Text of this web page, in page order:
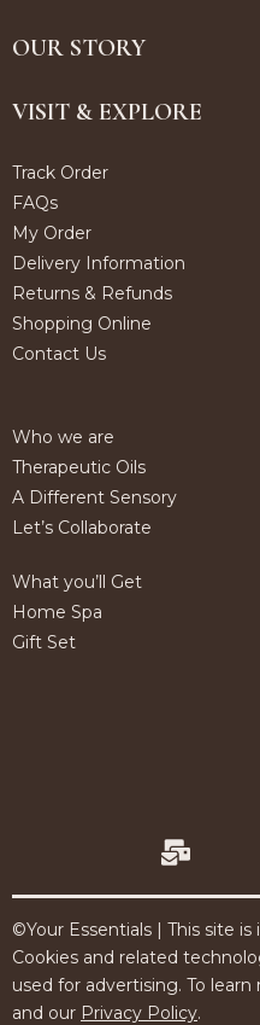
OUR STORY
VISIT & EXPLORE
Track Order
FAQs
My Order
Delivery Information
Returns & Refunds
Shopping Online
Contact Us
Who we are
Therapeutic Oils
A Different Sensory
Let’s Collaborate
What you’ll Get
Home Spa
Gift Set
M
a
i
l
©Your Essentials | This site
Cookies and related
used for advertising. To
and our Privacy Policy.